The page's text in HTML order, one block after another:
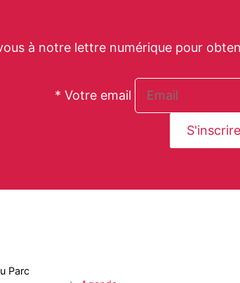
à notre lettre numérique pour
* Votre email
Parc